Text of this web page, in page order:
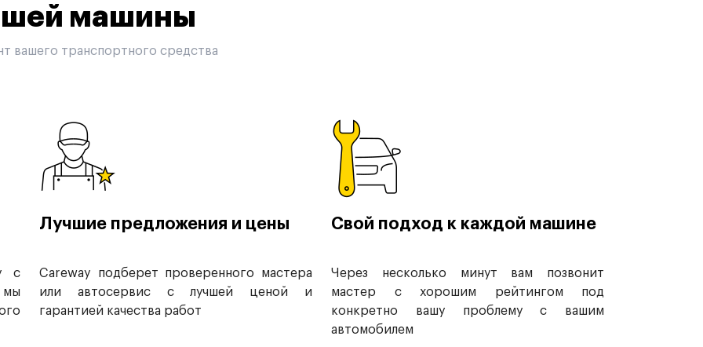
машины
вашего транспортного средства
с
мы
Лучшие предложения и цены
Careway подберет проверенного мастера
или автосервис с лучшей ценой и
гарантией качества работ
Свой подход к каждой машине
Через несколько минут вам позвонит
мастер с хорошим рейтингом под
конкретно вашу проблему с вашим
автомобилем